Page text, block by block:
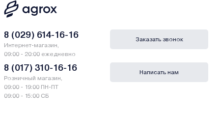
8 (029) 614-16-16
Интернет-магазин,
09:00 - 20:00 ежедневно
8 (017) 310-16-16
Розничный магазин,
09:00 - 19:00 ПН-ПТ
09:00 - 15:00 СБ
Заказать звонок
Написать нам